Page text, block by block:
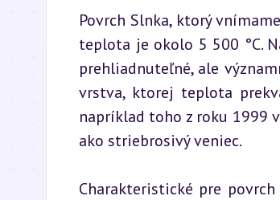
Povrch Slnka, ktorý
teplota je okolo 5 500 °C.
prehliadnuteľné, ale
vrstva, ktorej teplota
napríklad toho z roku 1999
ako striebrosivý veniec.
Charakteristické pre